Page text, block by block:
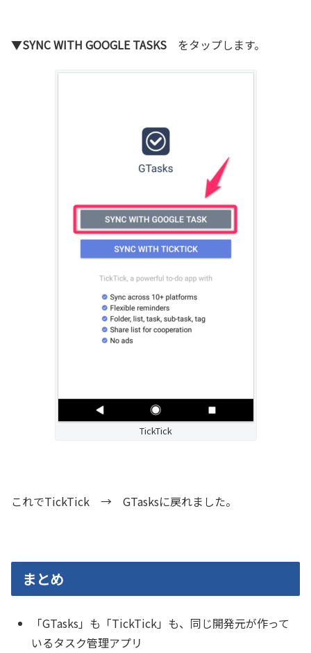
▼SYNC WITH GOOGLE TASKS をタップします。
TickTick
これでTickTick → GTasksに戻れました。
まとめ
「GTasks」も「TickTick」も、同じ開発元が作って
いるタスク管理アプリ